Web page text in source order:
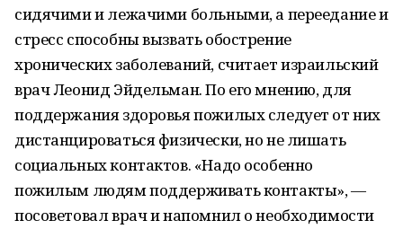
сидячими и лежачими больными, а переедание и
стресс способны вызвать обострение
хронических заболеваний, считает израильский
врач Леонид Эйдельман. По его мнению, для
поддержания здоровья пожилых следует от них
дистанцироваться физически, но не лишать
социальных контактов. «Надо особенно
пожилым людям поддерживать контакты», —
посоветовал врач и напомнил о необходимости